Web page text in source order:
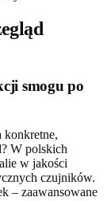
smogu po
konkretne,
W polskich
w jakości
czujników.
– zaawansowane